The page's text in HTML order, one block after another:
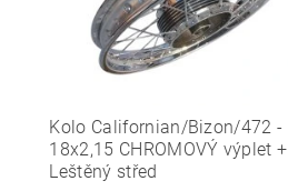
Kolo Californian/Bizon/472 -
18x2,15 CHROMOVÝ výplet +
Leštěný střed